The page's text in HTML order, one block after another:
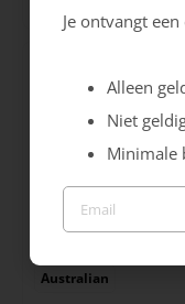
Australian
Je ontvangt
Alleen
Niet
Minimale